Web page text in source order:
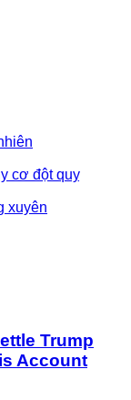
cơ đột quỵ
xuyên
Trump
Account